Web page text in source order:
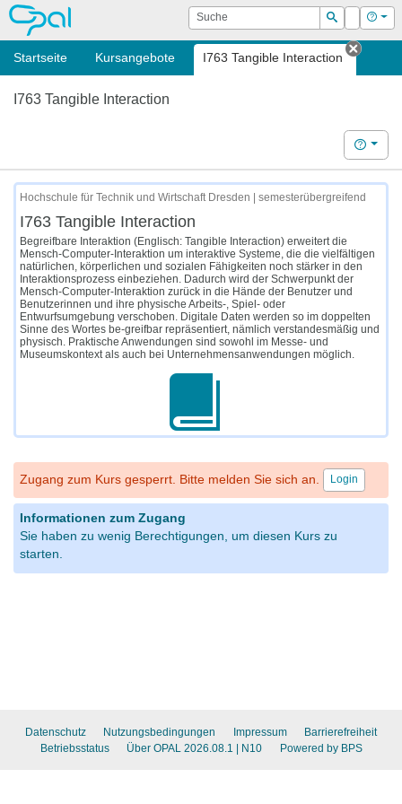
OPAL Suche
Suchen
Login Hilfe
Startseite Kursangebote I763 Tangible Interaction
Tab
I763 Tangible Interaction
Hilfe
Hochschule für Technik und Wirtschaft Dresden | semesterübergreifend
I763 Tangible Interaction
Begreifbare Interaktion (Englisch: Tangible Interaction) erweitert die
Mensch-Computer-Interaktion um interaktive Systeme, die die vielfältigen
natürlichen, körperlichen und sozialen Fähigkeiten noch stärker in den
Interaktionsprozess einbeziehen. Dadurch wird der Schwerpunkt der
Mensch-Computer-Interaktion zurück in die Hände der Benutzer und
Benutzerinnen und ihre physische Arbeits-, Spiel- oder
Entwurfsumgebung verschoben. Digitale Daten werden so im doppelten
Sinne des Wortes be-greifbar repräsentiert, nämlich verstandesmäßig und
physisch. Praktische Anwendungen sind sowohl im Messe- und
Museumskontext als auch bei Unternehmensanwendungen möglich.
Zugang zum Kurs gesperrt. Bitte melden Sie sich an. Login
Informationen zum Zugang
Sie haben zu wenig Berechtigungen, um diesen Kurs zu
starten.
Datenschutz Nutzungsbedingungen Impressum
Barrierefreiheit
Betriebsstatus
Über OPAL 2026.08.1 | N10 Powered by BPS